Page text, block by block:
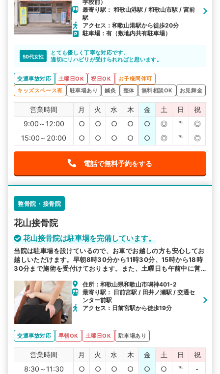
学校前）
最寄り駅： 和歌山港駅 / 和歌山市駅 / 宮前
駅
アクセス：和歌山港駅から徒歩20分
駐車場：有（敷地内共有駐車場）
50代女性
とても優しく丁寧な対応です。
適切にリハビリが受けられればと思います。
交通事故対応 土曜日OK 祝日OK
お子様同伴可
キッズスペース有
駐車場あり 鍼灸 整体 無料相談OK お見舞金
営業時間 月 火 水 木 金 土 日
祝
9:00～12:00
○ ○ ○ ○ ○ ◎ ℡
◎
15:00～20:00
○ ○ ○ ○ ○ ◎ ℡ ◎
電話で無料予約をする
整骨院・接骨院
花山接骨院
花山接骨院は駐車場を完備しています。
当院は駐車場を設けているので、お車でお越しの方も安心してお
越しいただけます。早朝8時30分から11時30分、15時から18時
30分まで施術を受付けております。また、土曜日も午前中に営
住所：和歌山県和歌山市鳴神401-2
最寄り駅： 日前宮駅 / 田井ノ瀬駅 / 交通セ
ンター前駅
アクセス：日前宮駅から徒歩19分
交通事故対応 早朝OK 土曜日OK 駐車場あり
営業時間 月 火 水 木 金 土 日
祝
8:30～11:30
○ ○ ○ ○ ○ ○ ℡
-